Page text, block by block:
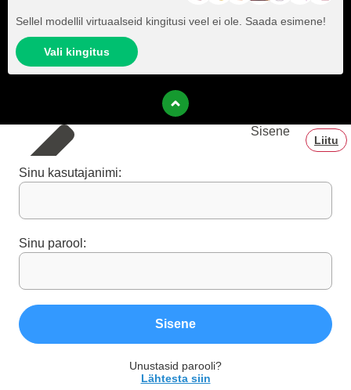
Sellel modellil virtuaalseid kingitusi veel ei ole. Saada esimene!
Vali kingitus
Sisene
Liitu
Sinu kasutajanimi:
Sinu parool:
Sisene
Unustasid parooli?
Lähtesta siin